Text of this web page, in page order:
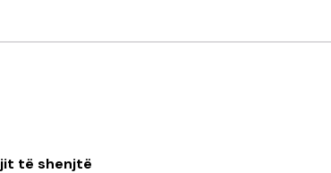
të shenjtë